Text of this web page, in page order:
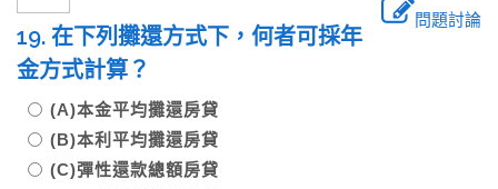
問題討論
19. 在下列攤還方式下，何者可採年
金方式計算？
(A)本金平均攤還房貸
(B)本利平均攤還房貸
(C)彈性還款總額房貸